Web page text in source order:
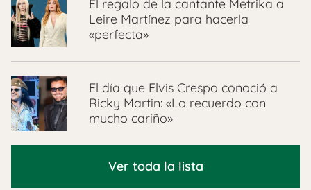
El regalo de la cantante Metrika a
Leire Martínez para hacerla
«perfecta»
El día que Elvis Crespo conoció a
Ricky Martin: «Lo recuerdo con
mucho cariño»
Ver toda la lista